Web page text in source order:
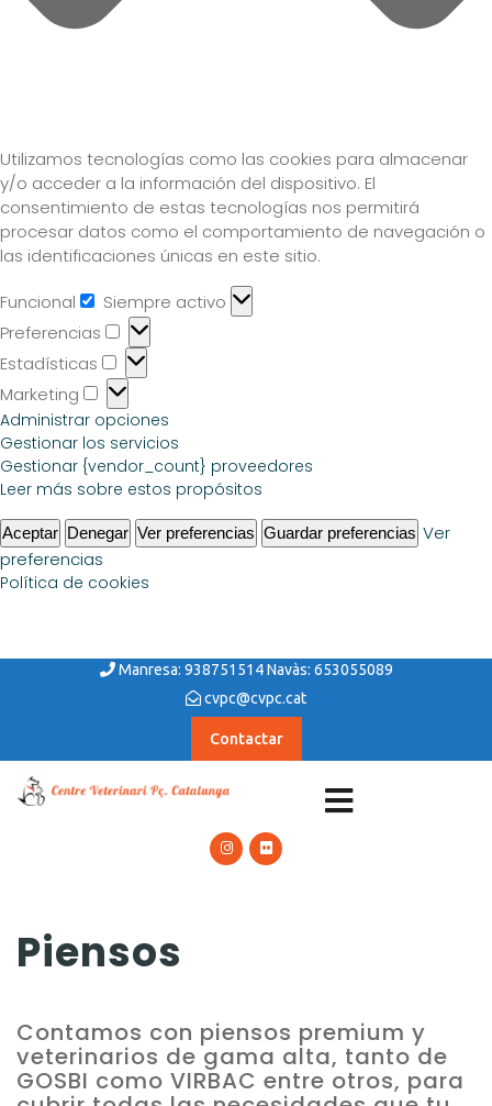
Utilizamos tecnologías como las cookies para almacenar
y/o acceder a la información del dispositivo. El
consentimiento de estas tecnologías nos permitirá
procesar datos como el comportamiento de navegación o
las identificaciones únicas en este sitio.
Funcional
Siempre activo
Preferencias
Estadísticas
Marketing
Administrar opciones
Gestionar los servicios
Gestionar {vendor_count} proveedores
Leer más sobre estos propósitos
Aceptar Denegar Ver preferencias Guardar preferencias Ver
preferencias
Política de cookies
Manresa: 938751514 Navàs: 653055089
cvpc@cvpc.cat
Contactar
Piensos
Contamos con piensos premium y
veterinarios de gama alta, tanto de
GOSBI como VIRBAC entre otros, para